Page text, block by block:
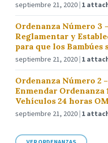
septiembre 21, 2020 1
Ordenanza Número 3
Reglamentar y
para que los Bambúes
septiembre 21, 2020 1
Ordenanza Número 2
Enmendar Ordenanza
Vehículos 24 horas
septiembre 21, 2020 1